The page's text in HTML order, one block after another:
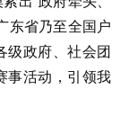
东省乃至全国户
级政府、社会团
事活动，引领我